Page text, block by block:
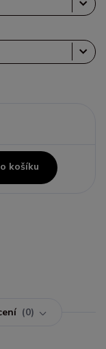
košíku
0